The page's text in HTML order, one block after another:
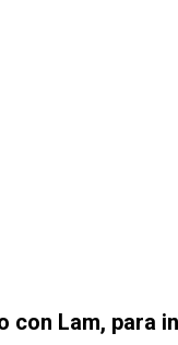
con Lam, para